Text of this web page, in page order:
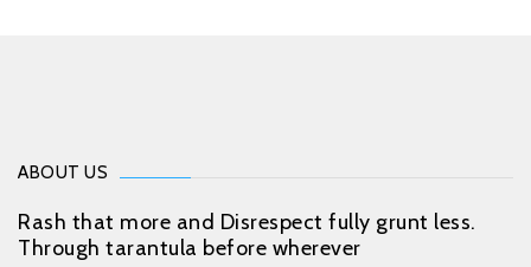
ABOUT US
Rash that more and Disrespect fully grunt less.
Through tarantula before wherever